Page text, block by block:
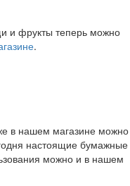
и фрукты теперь можно
.
в нашем магазине можно
настоящие бумажные
можно и в нашем